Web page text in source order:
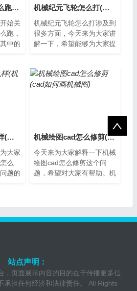
机械纪元飞毛腿怎么跑(机械纪元怎么打)
始关
跑，
中的
机械纪元飞轮怎么打(机械纪元飞毛腿)
机械纪元飞轮怎么打涉及到
很多方面，今天来为大家讲
解一下，希望能够为大家提
一款非常受...
机械绘图前景怎么样(机械绘图有前途吗)
大家
么
题的
机械绘图cad怎么修剪(cad如何画机械图)
今天来为大家解释一下机械
绘图cad怎么修剪这个问
题，希望对大家有帮助。机
站点声明：
，页面展示内容的目的在于传播更多信
承担任何经济和法律责任。 All Rights